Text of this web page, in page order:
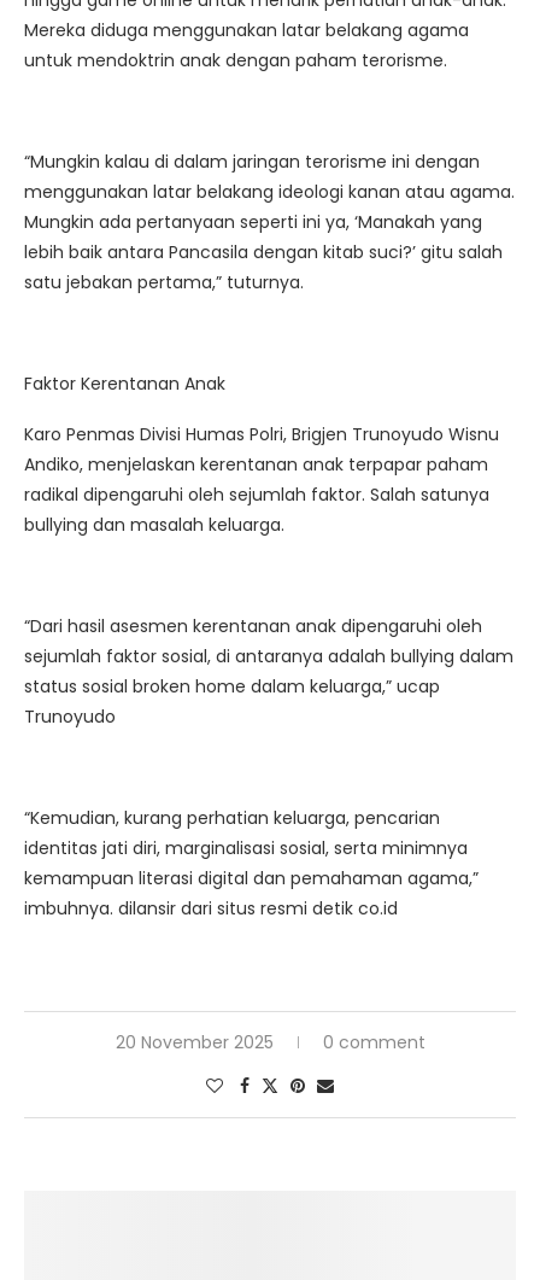
Mereka diduga menggunakan latar belakang agama
untuk mendoktrin anak dengan paham terorisme.
“Mungkin kalau di dalam jaringan terorisme ini dengan
menggunakan latar belakang ideologi kanan atau agama.
Mungkin ada pertanyaan seperti ini ya, ‘Manakah yang
lebih baik antara Pancasila dengan kitab suci?’ gitu salah
satu jebakan pertama,” tuturnya.
Faktor Kerentanan Anak
Karo Penmas Divisi Humas Polri, Brigjen Trunoyudo Wisnu
Andiko, menjelaskan kerentanan anak terpapar paham
radikal dipengaruhi oleh sejumlah faktor. Salah satunya
bullying dan masalah keluarga.
“Dari hasil asesmen kerentanan anak dipengaruhi oleh
sejumlah faktor sosial, di antaranya adalah bullying dalam
status sosial broken home dalam keluarga,” ucap
Trunoyudo
“Kemudian, kurang perhatian keluarga, pencarian
identitas jati diri, marginalisasi sosial, serta minimnya
kemampuan literasi digital dan pemahaman agama,”
imbuhnya. dilansir dari situs resmi detik co.id
20 November 2025 0 comment